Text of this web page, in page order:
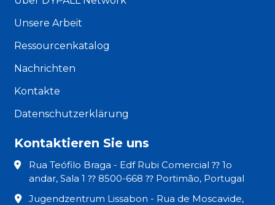
Unsere Arbeit
Ressourcenkatalog
Nachrichten
Kontakte
Datenschutzerklärung
Kontaktieren Sie uns
Rua Teófilo Braga - Edf Rubi Comercial ⁇ 1o
andar, Sala 1 ⁇ 8500-668 ⁇ Portimão, Portugal
Jugendzentrum Lissabon - Rua de Moscavide,